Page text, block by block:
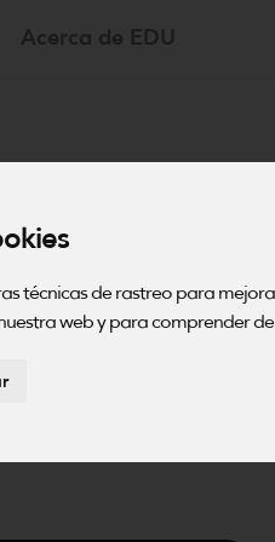
técnicas de rastreo para
web y para comprender
Acerca de EDU
Y